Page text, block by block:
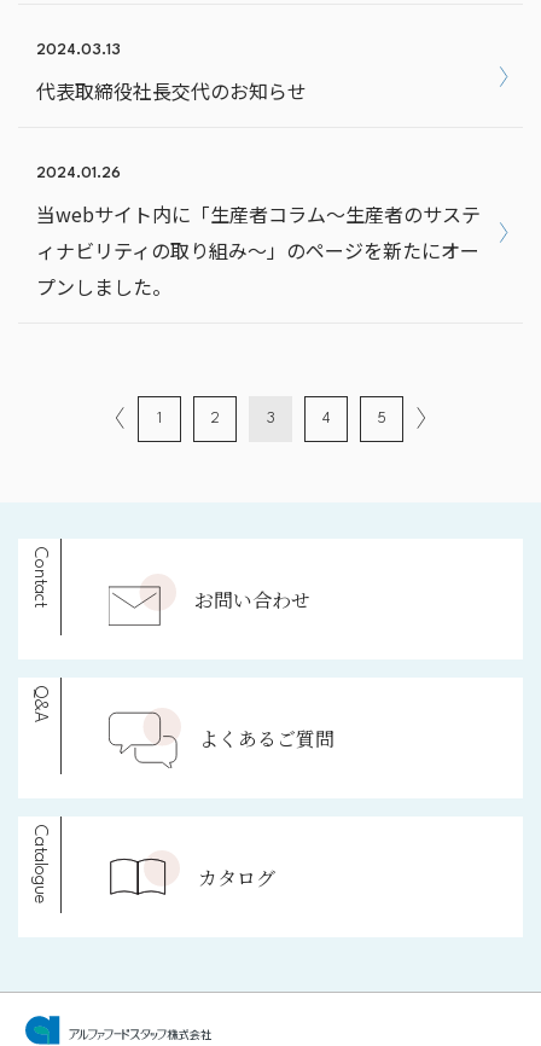
2024.03.13
代表取締役社長交代のお知らせ
2024.01.26
当webサイト内に「生産者コラム～生産者のサステ
ィナビリティの取り組み～」のページを新たにオー
プンしました。
1 2 3 4 5
Contact お問い合わせ
Q&A
よくあるご質問
Catalogue カタログ